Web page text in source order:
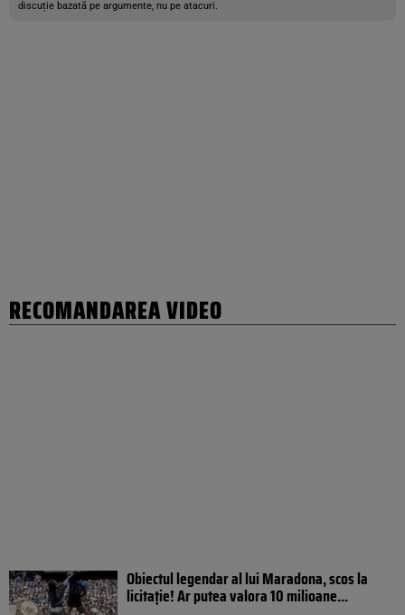
discuție bazată pe argumente, nu pe atacuri.
RECOMANDAREA VIDEO
Obiectul legendar al lui Maradona, scos la
licitație! Ar putea valora 10 milioane...